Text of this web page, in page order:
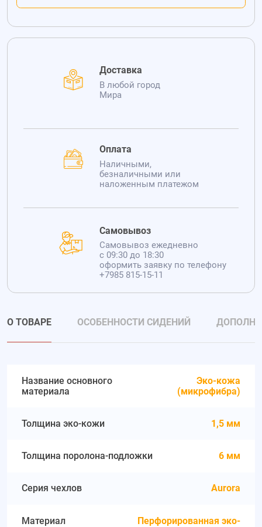
Доставка
В любой город
Мира
Оплата
Наличными,
безналичными или
наложенным платежом
Самовывоз
Самовывоз ежедневно
с 09:30 до 18:30
оформить заявку по телефону
+7985 815-15-11
О ТОВАРЕ ОСОБЕННОСТИ СИДЕНИЙ
Название основного
материала
Эко-кожа
(микрофибра)
Толщина эко-кожи 1,5 мм
Толщина поролона-подложки 6 мм
Серия чехлов Aurora
Материал
Перфорированная эко-